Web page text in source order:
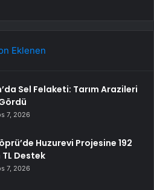
Eklenen
Sel Felaketi: Tarım Arazileri
7, 2026
Huzurevi Projesine 192
Destek
7, 2026